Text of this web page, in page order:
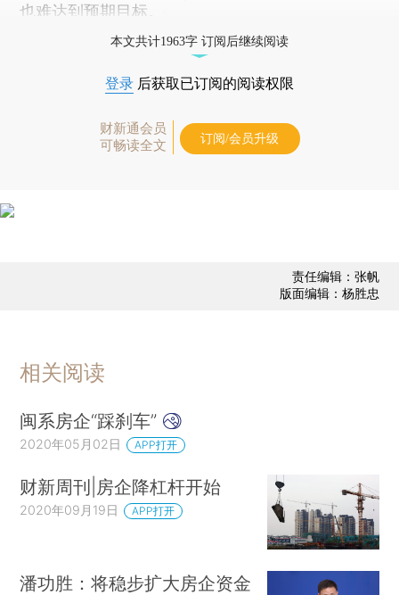
也难达到预期目标。
本文共计1963字 订阅后继续阅读
登录 后获取已订阅的阅读权限
财新通会员
可畅读全文
订阅/会员升级
责任编辑：张帆
版面编辑：杨胜忠
相关阅读
闽系房企“踩刹车”
2020年05月02日 APP打开
财新周刊|房企降杠杆开始
2020年09月19日 APP打开
潘功胜：将稳步扩大房企资金